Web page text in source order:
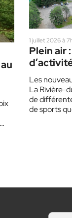
1 juillet 2026 à
Plein air
Les
La Rivière-
de
de sports